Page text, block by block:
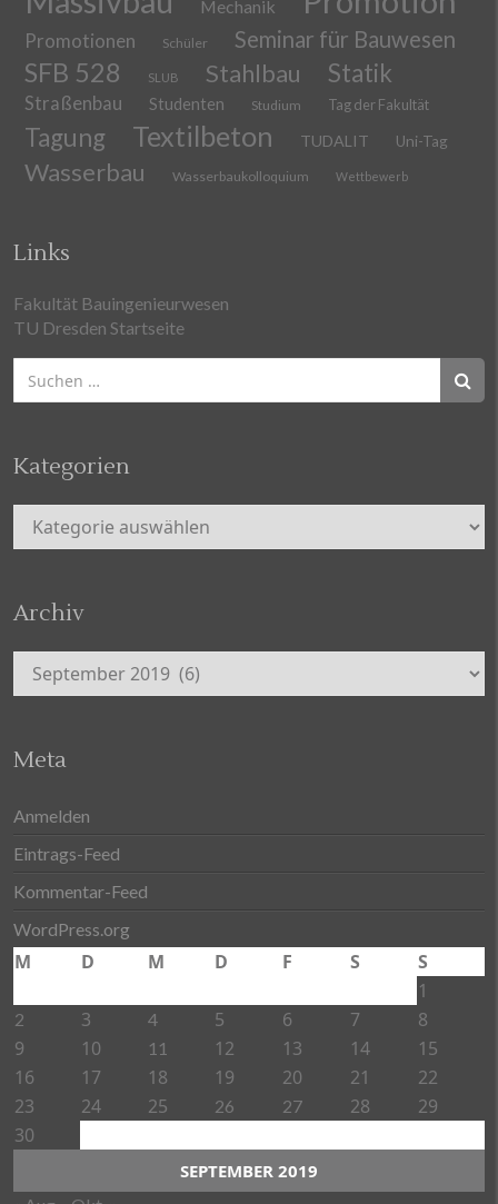
Mechanik
Promotionen Schüler Seminar für Bauwesen
SFB 528 SLUB Stahlbau Statik
Straßenbau Studenten Studium Tag der Fakultät
Tagung Textilbeton TUDALIT Uni-Tag
Wasserbau Wasserbaukolloquium Wettbewerb
Links
Fakultät Bauingenieurwesen
TU Dresden Startseite
nach:
Kategorien
Kategorien
Archiv
Archiv
Meta
Anmelden
Eintrags-Feed
Kommentar-Feed
WordPress.org
SEPTEMBER 2019
M D M D F S
S
1
2 3 4 5 6 7
8
9
10 11 12 13 14
15
16
17 18 19 20 21
22
23
24 25 26 27 28
29
30